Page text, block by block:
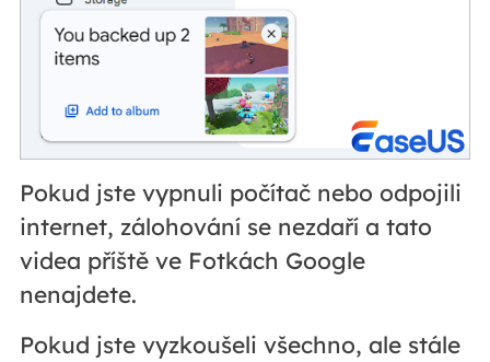
Pokud jste vypnuli počítač nebo odpojili
internet, zálohování se nezdaří a tato
videa příště ve Fotkách Google
nenajdete.
Pokud jste vyzkoušeli všechno, ale stále